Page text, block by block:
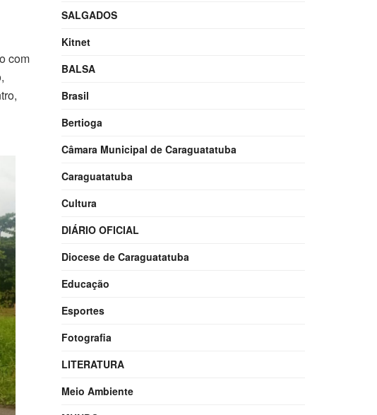
com
SALGADOS
Kitnet
BALSA
Brasil
Bertioga
Câmara Municipal de Caraguatatuba
Caraguatatuba
Cultura
DIÁRIO OFICIAL
Diocese de Caraguatatuba
Educação
Esportes
Fotografia
LITERATURA
Meio Ambiente